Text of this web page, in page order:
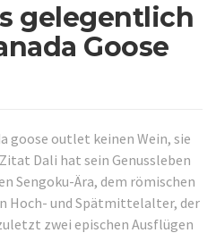
gelegentlich
Goose
goose outlet keinen Wein, sie
Dali hat sein Genussleben
Sengoku-Ära, dem römischen
Hoch- und Spätmittelalter, der
zwei epischen Ausflügen